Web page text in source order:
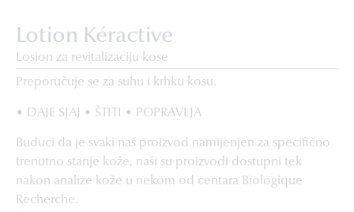
Lotion Kéractive
Losion za revitalizaciju kose
Preporučuje se za suhu i krhku kosu.
• DAJE SJAJ • ŠTITI • POPRAVLJA
Budući da je svaki naš proizvod namijenjen za specifično
trenutno stanje kože, naši su proizvodi dostupni tek
nakon analize kože u nekom od centara Biologique
Recherche.